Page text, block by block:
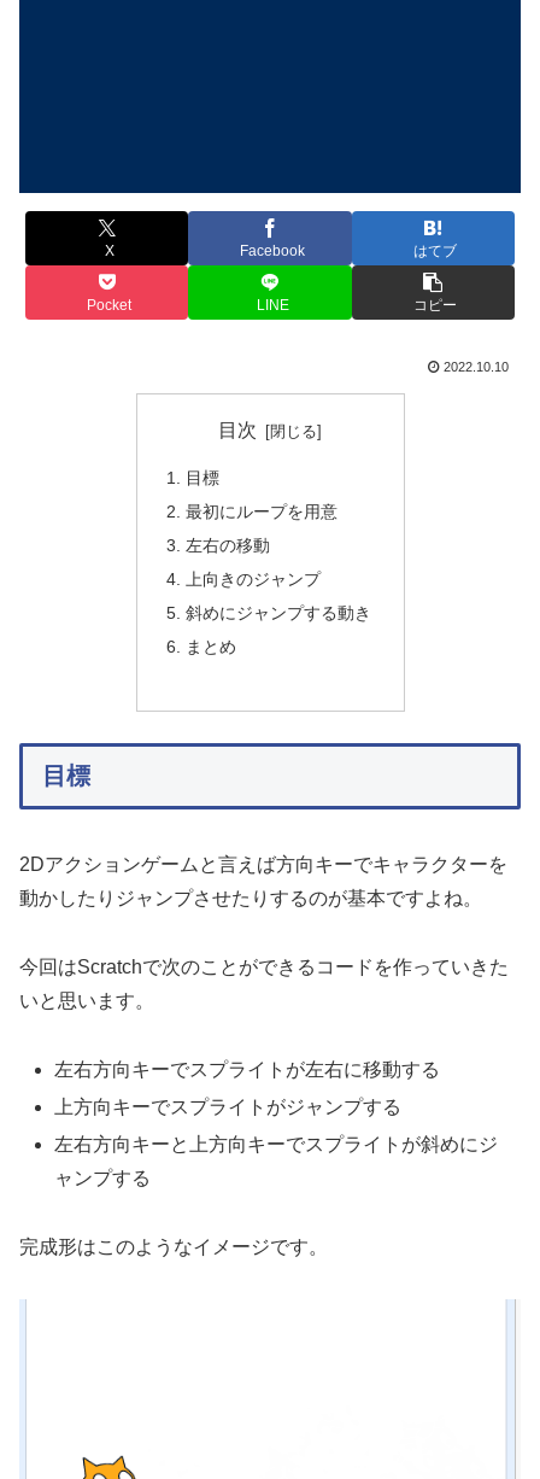
X Facebook はてブ
Pocket LINE コピー
2022.10.10
目次
目標
最初にループを用意
左右の移動
上向きのジャンプ
斜めにジャンプする動き
まとめ
目標
2Dアクションゲームと言えば方向キーでキャラクターを
動かしたりジャンプさせたりするのが基本ですよね。
今回はScratchで次のことができるコードを作っていきた
いと思います。
左右方向キーでスプライトが左右に移動する
上方向キーでスプライトがジャンプする
左右方向キーと上方向キーでスプライトが斜めにジ
ャンプする
完成形はこのようなイメージです。